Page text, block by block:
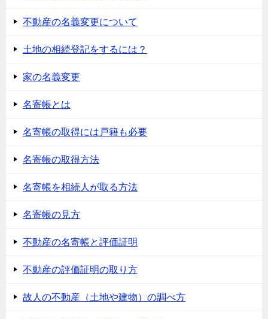
不動産の名義変更について
土地の相続登記をするには？
家の名義変更
名寄帳とは
名寄帳の取得には戸籍も必要
名寄帳の取得方法
名寄帳を相続人が取る方法
名寄帳の見方
不動産の名寄帳と評価証明
不動産の評価証明の取り方
故人の不動産（土地や建物）の調べ方